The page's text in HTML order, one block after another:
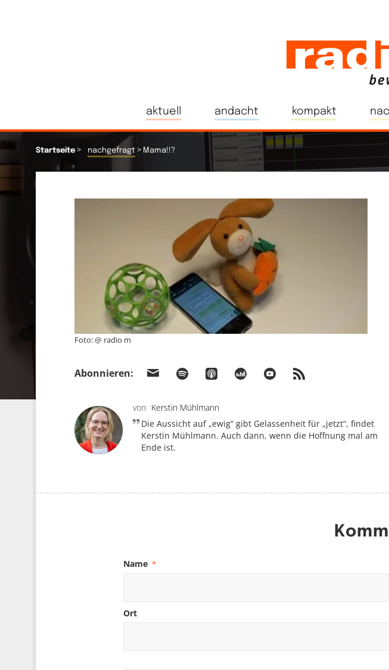
aktuell andacht kompakt
Startseite > nachgefragt > Mama!!?
Foto: @ radio m
Abonnieren:
von Kerstin Mühlmann
Die Aussicht auf „ewig“ gibt Gelassenheit für „jetzt“, findet
Kerstin Mühlmann. Auch dann, wenn die Hoffnung mal am
Ende ist.
Name *
Ort